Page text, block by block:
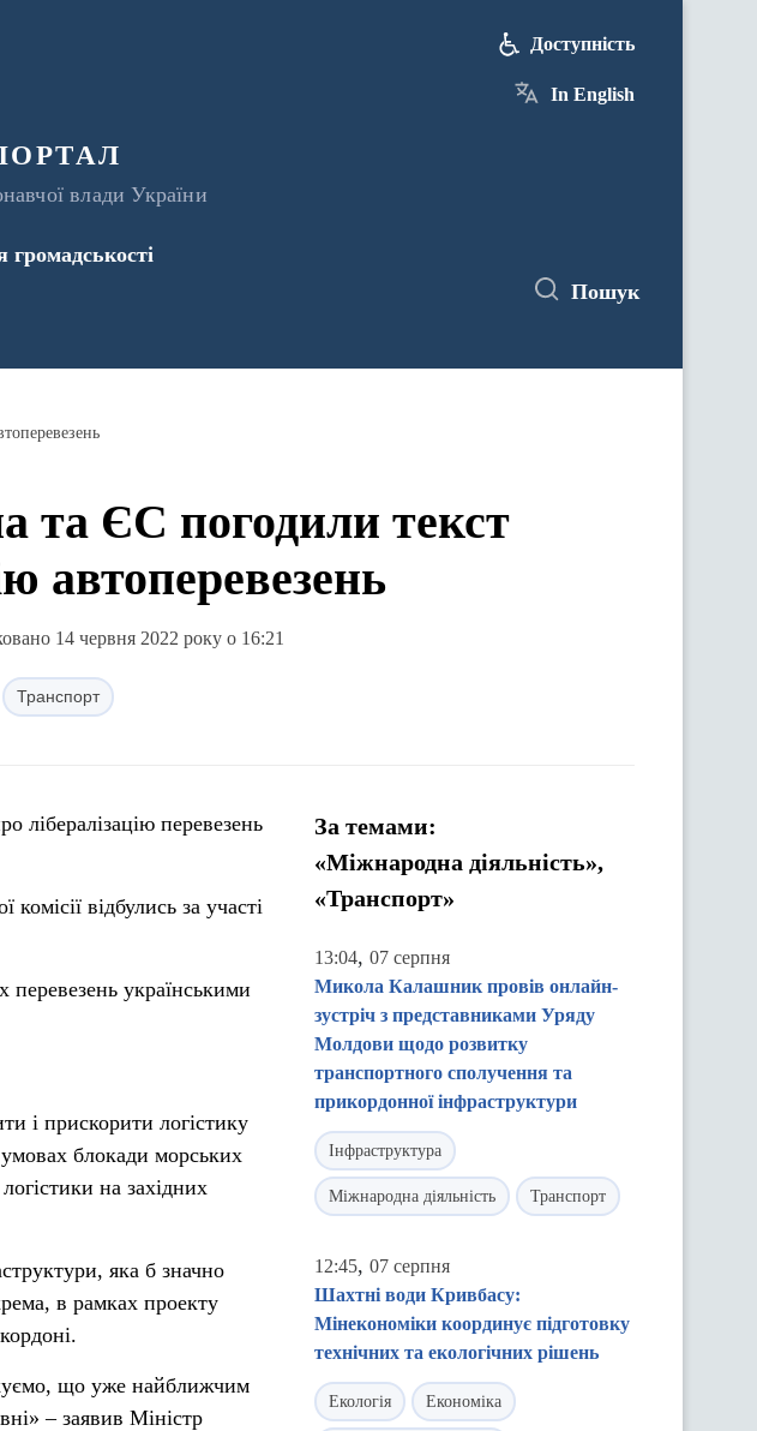
влади України
Доступність
In English
громадськості
Пошук
та ЄС погодили текст
автоперевезень
14 червня 2022 року о 16:21
Транспорт
лібералізацію перевезень
відбулись за участі
перевезень українськими
і прискорити логістику
блокади морських
на західних
яка б значно
в рамках проекту
що уже найближчим
– заявив Міністр
За темами:
«Міжнародна діяльність»,
«Транспорт»
13:04, 07 серпня
Микола Калашник провів онлайн-
зустріч з представниками Уряду
Молдови щодо розвитку
транспортного сполучення та
прикордонної інфраструктури
Інфраструктура
Міжнародна діяльність Транспорт
12:45, 07 серпня
Шахтні води Кривбасу:
Мінекономіки координує підготовку
технічних та екологічних рішень
Екологія Економіка